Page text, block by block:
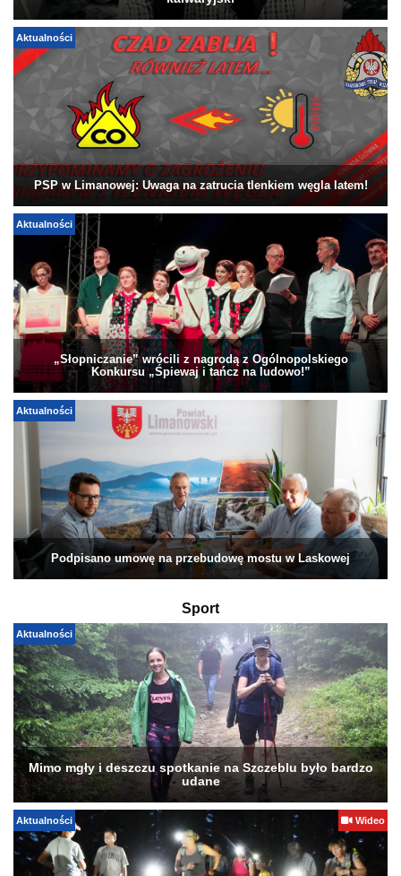
Aktualności
PSP w Limanowej: Uwaga na zatrucia tlenkiem węgla latem!
Aktualności
„Słopniczanie” wrócili z nagrodą z Ogólnopolskiego
Konkursu „Śpiewaj i tańcz na ludowo!”
Aktualności
Podpisano umowę na przebudowę mostu w Laskowej
Sport
Aktualności
Mimo mgły i deszczu spotkanie na Szczeblu było bardzo
udane
Aktualności Wideo